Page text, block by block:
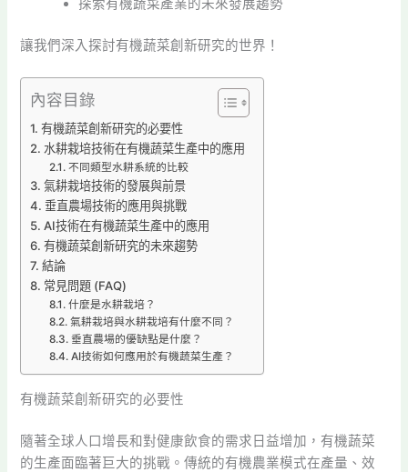
探索有機蔬菜產業的未來發展趨勢
讓我們深入探討有機蔬菜創新研究的世界！
內容目錄
有機蔬菜創新研究的必要性
水耕栽培技術在有機蔬菜生產中的應用
不同類型水耕系統的比較
氣耕栽培技術的發展與前景
垂直農場技術的應用與挑戰
AI技術在有機蔬菜生產中的應用
有機蔬菜創新研究的未來趨勢
結論
常見問題 (FAQ)
什麼是水耕栽培？
氣耕栽培與水耕栽培有什麼不同？
垂直農場的優缺點是什麼？
AI技術如何應用於有機蔬菜生產？
有機蔬菜創新研究的必要性
隨著全球人口增長和對健康飲食的需求日益增加，有機蔬菜
的生產面臨著巨大的挑戰。傳統的有機農業模式在產量、效